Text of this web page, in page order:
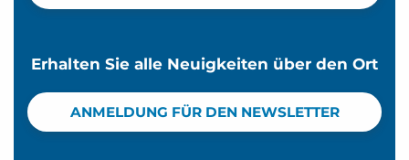
Erhalten Sie alle Neuigkeiten über den Ort
ANMELDUNG FÜR DEN NEWSLETTER